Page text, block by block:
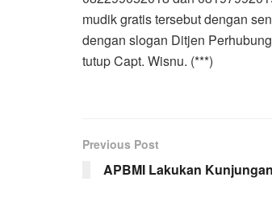
mudik gratis tersebut dengan
dengan slogan Ditjen
tutup Capt. Wisnu. (***)
Previous Post
APBMI Lakukan